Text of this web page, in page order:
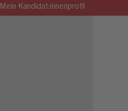
Mein Kandidat:innenprofil